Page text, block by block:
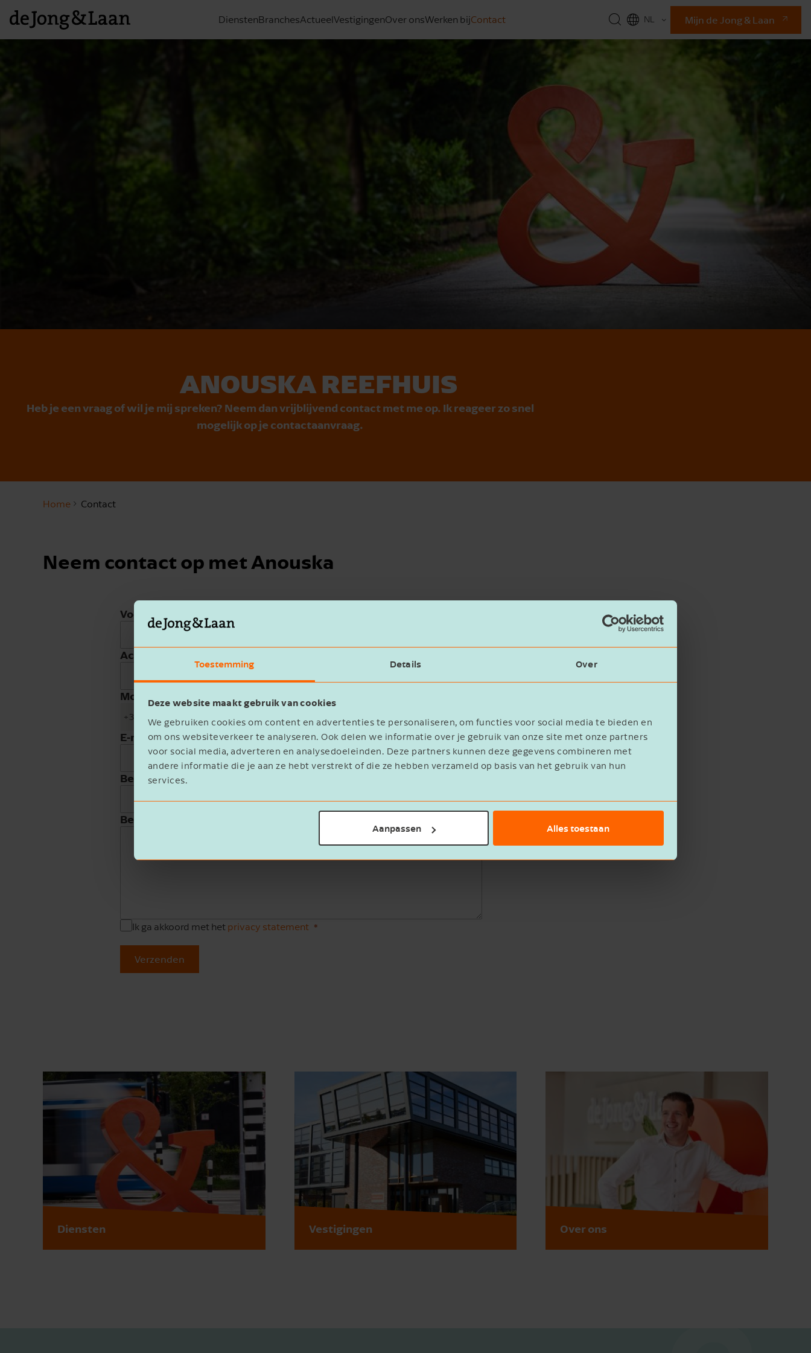
Toestemming Details Over
Deze website maakt gebruik van cookies
We gebruiken cookies om content en advertenties te personaliseren, om functies voor social media te bieden en
om ons websiteverkeer te analyseren. Ook delen we informatie over je gebruik van onze site met onze partners
voor social media, adverteren en analysedoeleinden. Deze partners kunnen deze gegevens combineren met
andere informatie die je aan ze hebt verstrekt of die ze hebben verzameld op basis van het gebruik van hun
services.
Aanpassen Alles toestaan
DienstenBranchesActueelVestigingenOver onsWerken bijContact
EN
NL Mijn de Jong & Laan
ANOUSKA REEFHUIS
Heb je een vraag of wil je mij spreken? Neem dan vrijblijvend contact met me op. Ik reageer zo snel
mogelijk op je contactaanvraag.
Home Contact
Neem contact op met Anouska
Voornaam
Achternaam
Mobiele telefoon
+31
E-mailadres
Bedrijfsnaam
Beschrijving
Ik ga akkoord met het privacy statement
Verzenden
Diensten Vestigingen Over ons